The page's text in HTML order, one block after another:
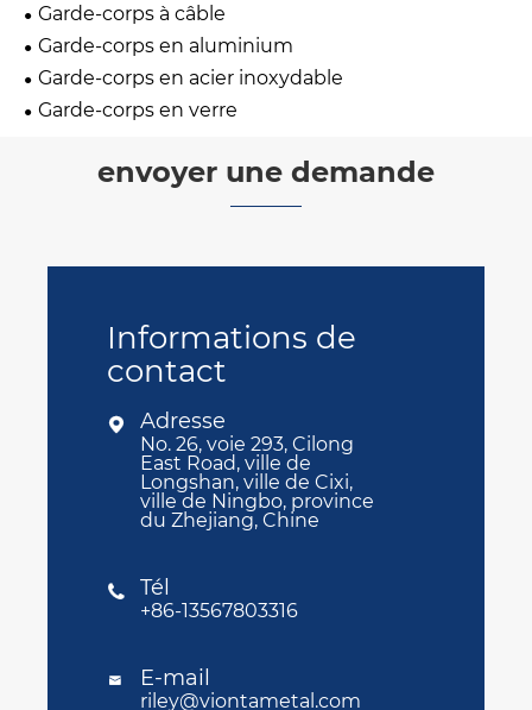
Garde-corps à câble
Garde-corps en aluminium
Garde-corps en acier inoxydable
Garde-corps en verre
envoyer une demande
Informations de
contact
 Adresse
No. 26, voie 293, Cilong
East Road, ville de
Longshan, ville de Cixi,
ville de Ningbo, province
du Zhejiang, Chine
 Tél
+86-13567803316
 E-mail
riley@viontametal.com